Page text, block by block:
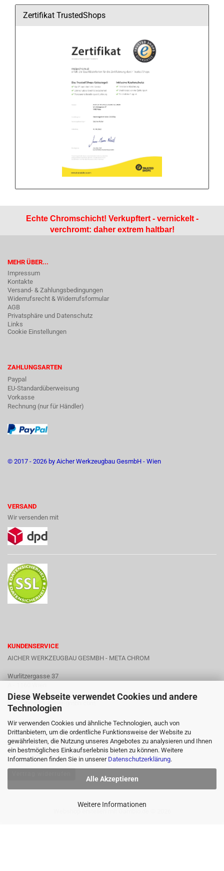
Diese Webseite verwendet Cookies und andere
Technologien
Wir verwenden Cookies und ähnliche Technologien, auch von
Drittanbietern, um die ordentliche Funktionsweise der Website zu
gewährleisten, die Nutzung unseres Angebotes zu analysieren und Ihnen
ein bestmögliches Einkaufserlebnis bieten zu können. Weitere
Informationen finden Sie in unserer Datenschutzerklärung.
Alle Akzeptieren
Weitere Informationen
Zertifikat TrustedShops
Echte Chromschicht! Verkupftert - vernickelt -
verchromt: daher extrem haltbar!
MEHR ÜBER...
Impressum
Kontakte
Versand- & Zahlungsbedingungen
Widerrufsrecht & Widerrufsformular
AGB
Privatsphäre und Datenschutz
Links
Cookie Einstellungen
ZAHLUNGSARTEN
Paypal
EU-Standardüberweisung
Vorkasse
Rechnung (nur für Händler)
© 2017 - 2026 by Aicher Werkzeugbau GesmbH - Wien
VERSAND
Wir versenden mit
KUNDENSERVICE
AICHER WERKZEUGBAU GESMBH - META CHROM
Wurlitzergasse 37
Tel: +43 (1) 486 23 91 0
metachrom@aicher-gmbh.com
Wir sind erreichbar:
Montag - Donnerstag 9:00 bis 16:00
Freitag nach telefonischer Vereinbarung